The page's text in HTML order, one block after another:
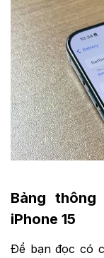
Bảng
iPhone 15
Để bạn đọc có